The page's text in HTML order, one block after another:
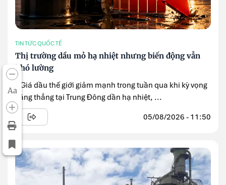
Aa
TIN TỨC QUỐC TẾ
Thị trường dầu mỏ hạ nhiệt nhưng biến động vẫn
khó lường
» Giá dầu thế giới giảm mạnh trong tuần qua khi kỳ vọng
căng thẳng tại Trung Đông dần hạ nhiệt, ...
05/08/2026 - 11:50